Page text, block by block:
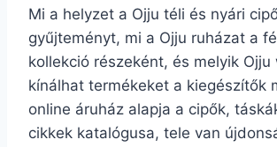
Mi a helyzet a Ojju téli és nyári
gyűjteményt, mi a Ojju ruházat a
kollekció részeként, és melyik
kínálhat termékeket a kiegészítők
online áruház alapja a cipők,
cikkek katalógusa, tele van